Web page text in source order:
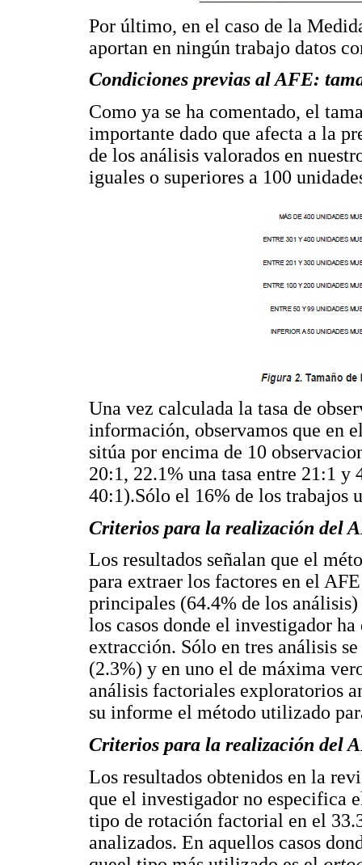
Por último, en el caso de la
aportan en ningún trabajo datos
Condiciones previas al AFE:
Como ya se ha comentado, el
importante dado que afecta a la
de los análisis valorados en
iguales o superiores a 100
Una vez calculada la tasa de
información, observamos que en
sitúa por encima de 10
20:1, 22.1% una tasa entre 21:1 y
40:1).Sólo el 16% de los trabajos
Criterios para la realización del
Los resultados señalan que el
para extraer los factores en el
principales (64.4% de los
los casos donde el investigador
extracción. Sólo en tres análisis
(2.3%) y en uno el de máxima
análisis factoriales exploratorios
su informe el método utilizado
Criterios para la realización del
Los resultados obtenidos en la
que el investigador no especifica
tipo de rotación factorial en el
analizados. En aquellos casos